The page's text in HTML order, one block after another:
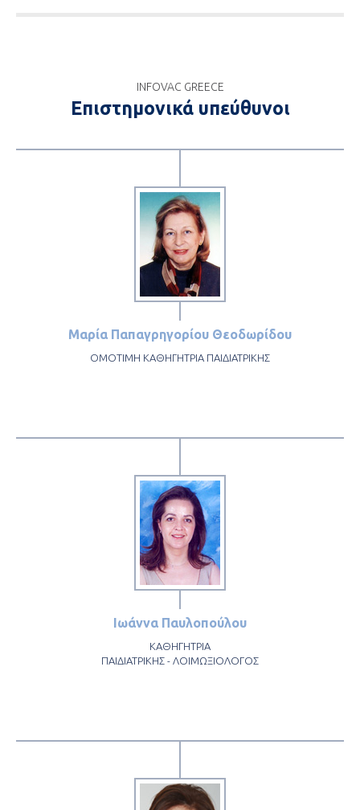
INFOVAC GREECE
Επιστημονικά υπεύθυνοι
Μαρία Παπαγρηγορίου Θεοδωρίδου
ΟΜΟΤΙΜΗ ΚΑΘΗΓΗΤΡΙΑ ΠΑΙΔΙΑΤΡΙΚΗΣ
Ιωάννα Παυλοπούλου
ΚΑΘΗΓΗΤΡΙΑ
ΠΑΙΔΙΑΤΡΙΚΗΣ - ΛΟΙΜΩΞΙΟΛΟΓΟΣ